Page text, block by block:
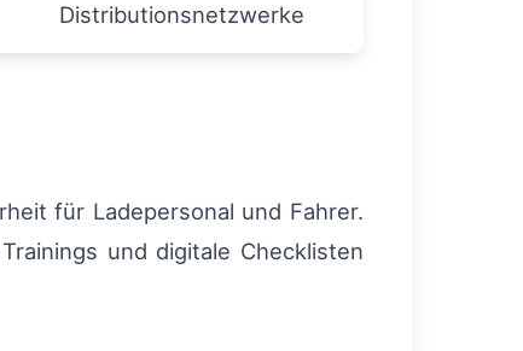
Distributionsnetzwerke
für Ladepersonal und Fahrer.
und digitale Checklisten